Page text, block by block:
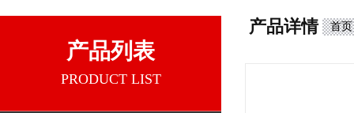
产品列表
PRODUCT LIST
产品详情 首页